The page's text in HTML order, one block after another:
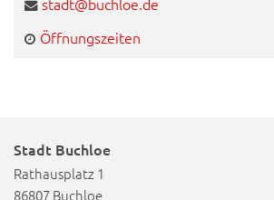
Öffnungszeiten
Stadt Buchloe
Rathausplatz 1
86807 Buchloe